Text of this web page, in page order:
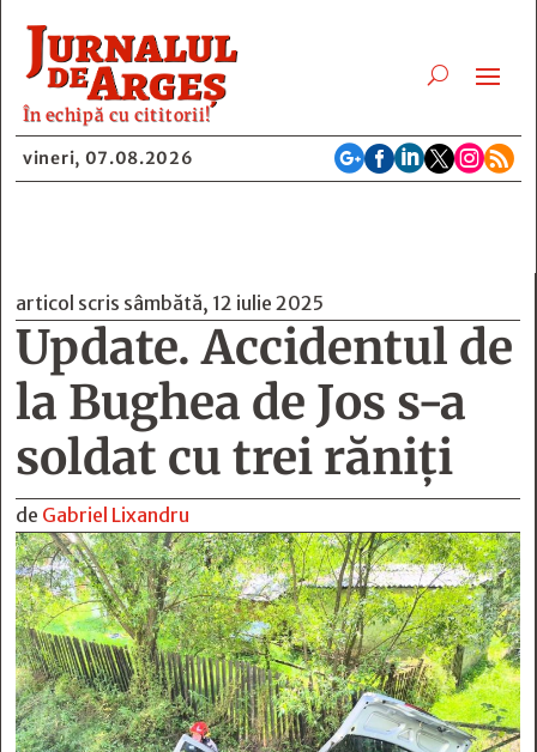
În echipă cu cititorii!
vineri, 07.08.2026 
articol scris sâmbătă, 12 iulie 2025
Update. Accidentul de
la Bughea de Jos s-a
soldat cu trei răniți
de Gabriel Lixandru